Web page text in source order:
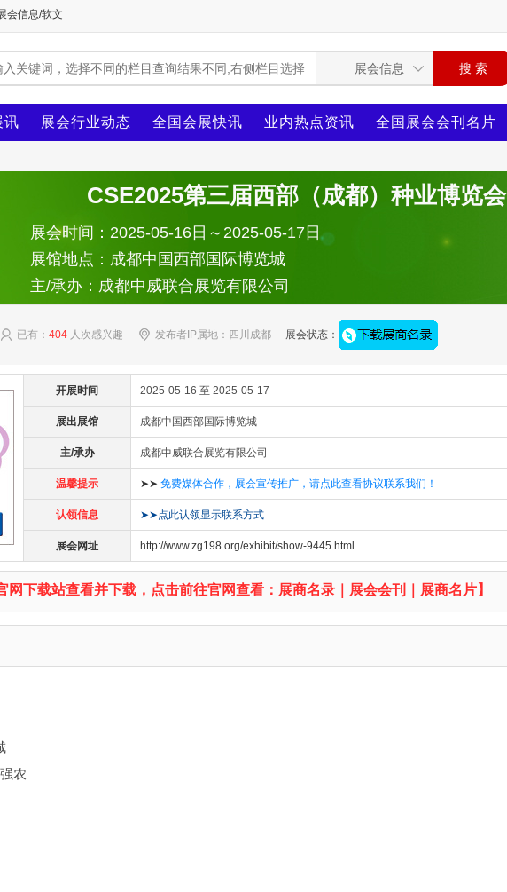
会信息/软文
讯 展会行业动态 全国会展快讯 业内热点资讯 全国展会会刊名片
CSE2025第三届西部（成都）种业博览会
展会时间：2025-05-16日～2025-05-17日
展馆地点：成都中国西部国际博览城
主/承办：成都中威联合展览有限公司
已有： 404 人次感兴趣 发布者IP属地：四川成都 展会状态：
开展时间 2025-05-16 至 2025-05-17
展出展馆 成都中国西部国际博览城
主/承办 成都中威联合展览有限公司
温馨提示 ➤➤ 免费媒体合作，展会宣传推广，请点此查看协议联系我们！
认领信息 ➤➤点此认领显示联系方式
展会网址 http://www.zg198.org/exhibit/show-9445.html
网下载站查看并下载，点击前往官网查看：展商名录｜展会会刊｜展商名片】
农